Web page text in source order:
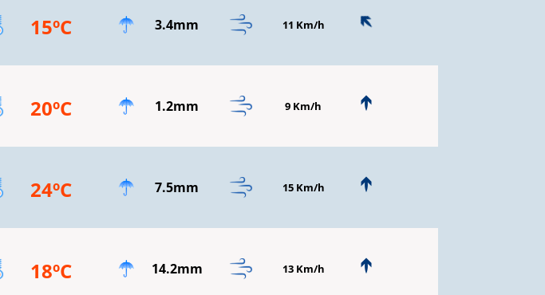
15ºC 3.4mm 11 Km/h
20ºC 1.2mm 9 Km/h
24ºC 7.5mm 15 Km/h
18ºC 14.2mm 13 Km/h